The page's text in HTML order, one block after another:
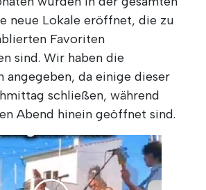
neue Lokale eröffnet, die zu
Favoriten
sind. Wir haben die
angegeben, da einige dieser
schließen, während
Abend hinein geöffnet sind.